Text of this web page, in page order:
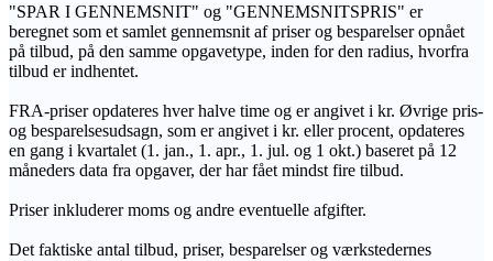
"SPAR I GENNEMSNIT" og "GENNEMSNITSPRIS" er
beregnet som et samlet gennemsnit af priser og besparelser opnået
på tilbud, på den samme opgavetype, inden for den radius, hvorfra
tilbud er indhentet.
FRA-priser opdateres hver halve time og er angivet i kr. Øvrige pris-
og besparelsesudsagn, som er angivet i kr. eller procent, opdateres
en gang i kvartalet (1. jan., 1. apr., 1. jul. og 1 okt.) baseret på 12
måneders data fra opgaver, der har fået mindst fire tilbud.
Priser inkluderer moms og andre eventuelle afgifter.
Det faktiske antal tilbud, priser, besparelser og værkstedernes